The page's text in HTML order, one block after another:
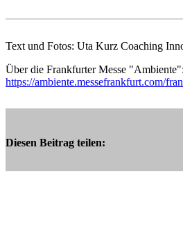
Text und Fotos: Uta Kurz Coaching
Über die Frankfurter Messe "Ambiente":
https://ambiente.messefrankfurt.com/
Diesen Beitrag teilen: